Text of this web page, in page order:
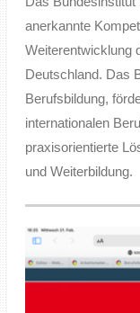
anerkannte
Weiterentwicklung
Deutschland. Das
Berufsbildung,
internationalen
praxisorientierte
und Weiterbildung.